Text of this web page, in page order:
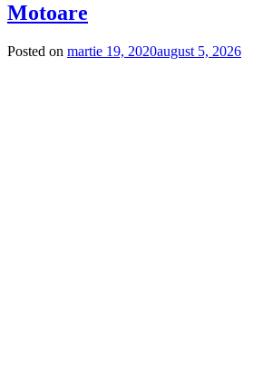
Motoare
Posted on martie 19, 2020august 5, 2026